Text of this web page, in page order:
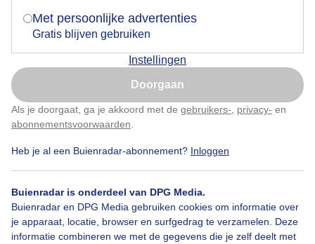
Met persoonlijke advertenties
Gratis blijven gebruiken
Instellingen
Doorgaan
Als je doorgaat, ga je akkoord met de gebruikers- privacy- en
abonnementsvoorwaarden
Heb je al een Buienradar-abonnement? Inloggen
Buienradar is onderdeel van DPG Media.
Buienradar en DPG Media gebruiken cookies om informatie over
je apparaat, locatie, browser en surfgedrag te verzamelen. Deze
informatie combineren we met de gegevens die je zelf deelt met
Deze mensen vermaken zich buiten nog prima met Jeu
de boules
Door: ria brasser Gemaakt: 10-12-2025, 52x bekeken
Droogweer Buitenactiviteiten Jeudeboules
Nu niet, misschien later
Klik hierom dit aan te passen